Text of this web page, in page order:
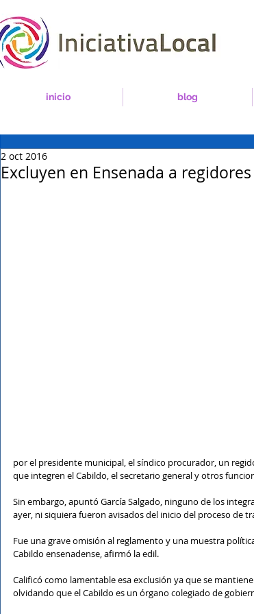
inicio blog
Excluyen en Ensenada a
2 oct 2016
por el presidente municipal, el síndico procurador, un
que integren el Cabildo, el secretario general y otros
Sin embargo, apuntó García Salgado, ninguno de los
ayer, ni siquiera fueron avisados del inicio del proceso de
Fue una grave omisión al reglamento y una muestra
Cabildo ensenadense, afirmó la edil.
Calificó como lamentable esa exclusión ya que se
olvidando que el Cabildo es un órgano colegiado de